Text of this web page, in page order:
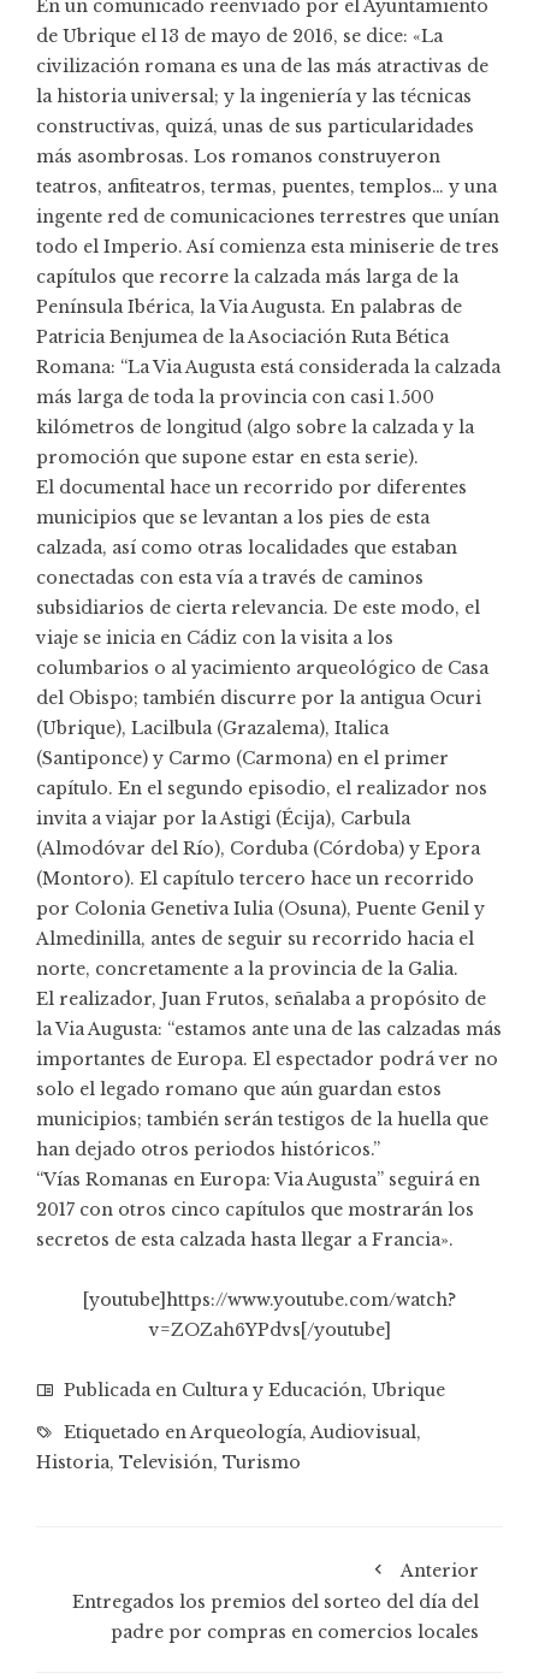
En un comunicado reenviado por el Ayuntamiento
de Ubrique el 13 de mayo de 2016, se dice: «La
civilización romana es una de las más atractivas de
la historia universal; y la ingeniería y las técnicas
constructivas, quizá, unas de sus particularidades
más asombrosas. Los romanos construyeron
teatros, anfiteatros, termas, puentes, templos… y una
ingente red de comunicaciones terrestres que unían
todo el Imperio. Así comienza esta miniserie de tres
capítulos que recorre la calzada más larga de la
Península Ibérica, la Via Augusta. En palabras de
Patricia Benjumea de la Asociación Ruta Bética
Romana: “La Via Augusta está considerada la calzada
más larga de toda la provincia con casi 1.500
kilómetros de longitud (algo sobre la calzada y la
promoción que supone estar en esta serie).
El documental hace un recorrido por diferentes
municipios que se levantan a los pies de esta
calzada, así como otras localidades que estaban
conectadas con esta vía a través de caminos
subsidiarios de cierta relevancia. De este modo, el
viaje se inicia en Cádiz con la visita a los
columbarios o al yacimiento arqueológico de Casa
del Obispo; también discurre por la antigua Ocuri
(Ubrique), Lacilbula (Grazalema), Italica
(Santiponce) y Carmo (Carmona) en el primer
capítulo. En el segundo episodio, el realizador nos
invita a viajar por la Astigi (Écija), Carbula
(Almodóvar del Río), Corduba (Córdoba) y Epora
(Montoro). El capítulo tercero hace un recorrido
por Colonia Genetiva Iulia (Osuna), Puente Genil y
Almedinilla, antes de seguir su recorrido hacia el
norte, concretamente a la provincia de la Galia.
El realizador, Juan Frutos, señalaba a propósito de
la Via Augusta: “estamos ante una de las calzadas más
importantes de Europa. El espectador podrá ver no
solo el legado romano que aún guardan estos
municipios; también serán testigos de la huella que
han dejado otros periodos históricos.”
“Vías Romanas en Europa: Via Augusta” seguirá en
2017 con otros cinco capítulos que mostrarán los
secretos de esta calzada hasta llegar a Francia».
[youtube]https://www.youtube.com/watch?
v=ZOZah6YPdvs[/youtube]
Publicada en Cultura y Educación, Ubrique
Etiquetado en Arqueología, Audiovisual,
Historia, Televisión, Turismo
Anterior
Entregados los premios del sorteo del día del
padre por compras en comercios locales